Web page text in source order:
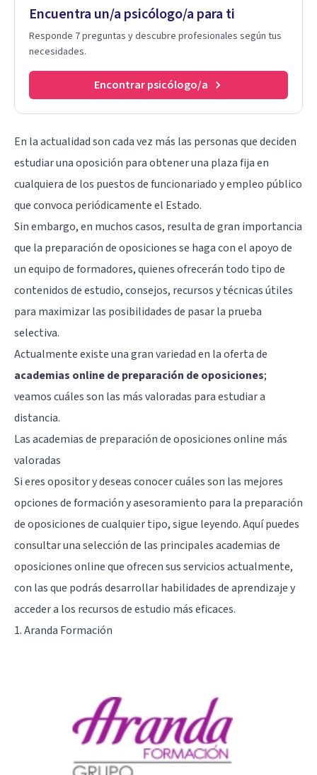
Encuentra un/a psicólogo/a para ti
Responde 7 preguntas y descubre profesionales según tus
necesidades.
Encontrar psicólogo/a
En la actualidad son cada vez más las personas que deciden
estudiar una oposición para obtener una plaza fija en
cualquiera de los puestos de funcionariado y empleo público
que convoca periódicamente el Estado.
Sin embargo, en muchos casos, resulta de gran importancia
que la preparación de oposiciones se haga con el apoyo de
un equipo de formadores, quienes ofrecerán todo tipo de
contenidos de estudio, consejos, recursos y técnicas útiles
para maximizar las posibilidades de pasar la prueba
selectiva.
Actualmente existe una gran variedad en la oferta de
academias online de preparación de oposiciones;
veamos cuáles son las más valoradas para estudiar a
distancia.
Las academias de preparación de oposiciones online más
valoradas
Si eres opositor y deseas conocer cuáles son las mejores
opciones de formación y asesoramiento para la preparación
de oposiciones de cualquier tipo, sigue leyendo. Aquí puedes
consultar una selección de las principales academias de
oposiciones online que ofrecen sus servicios actualmente,
con las que podrás desarrollar habilidades deaprendizajey
acceder a los recursos de estudio más eficaces.
1. Aranda Formación